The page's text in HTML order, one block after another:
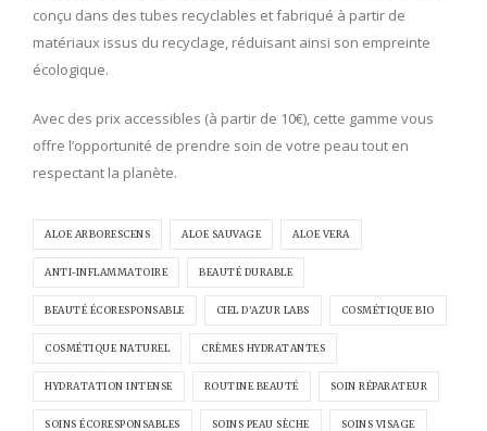
conçu dans des tubes recyclables et fabriqué à partir de
matériaux issus du recyclage, réduisant ainsi son empreinte
écologique.
Avec des prix accessibles (à partir de 10€), cette gamme vous
offre l’opportunité de prendre soin de votre peau tout en
respectant la planète.
ALOE ARBORESCENS ALOE SAUVAGE ALOE VERA
ANTI-INFLAMMATOIRE BEAUTÉ DURABLE
BEAUTÉ ÉCORESPONSABLE CIEL D’AZUR LABS COSMÉTIQUE BIO
COSMÉTIQUE NATUREL CRÈMES HYDRATANTES
HYDRATATION INTENSE ROUTINE BEAUTÉ SOIN RÉPARATEUR
SOINS ÉCORESPONSABLES SOINS PEAU SÈCHE SOINS VISAGE